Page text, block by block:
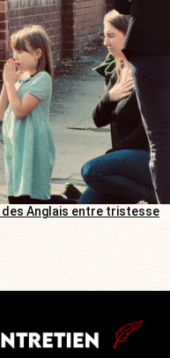
des Anglais entre tristesse